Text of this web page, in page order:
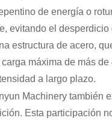
de energía o
evitando el
estructura de acero,
máxima de más
a largo plazo.
Machinery también
Esta participación